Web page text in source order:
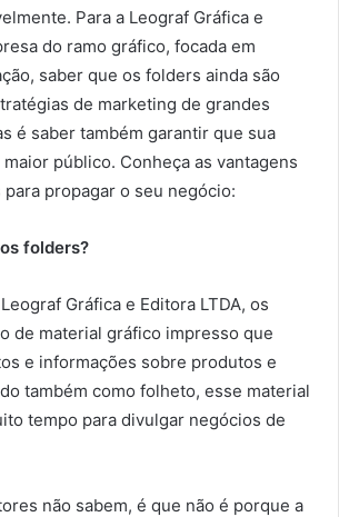
Para a Leograf Gráfica e
do ramo gráfico, focada em
saber que os folders ainda são
de marketing de grandes
é saber também garantir que sua
público. Conheça as vantagens
propagar o seu negócio:
folders?
Gráfica e Editora LTDA, os
de material gráfico impresso que
e informações sobre produtos e
também como folheto, esse material
tempo para divulgar negócios de
não sabem, é que não é porque a